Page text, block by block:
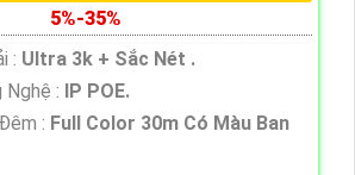
5%-35%
: Ultra 3k + Sắc Nét .
: IP POE.
: Full Color 30m Có Màu Ban